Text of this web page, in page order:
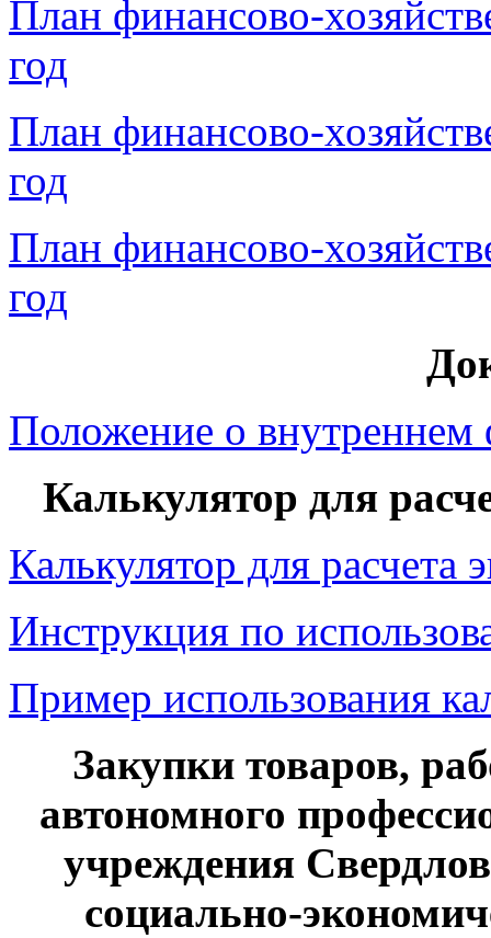
План финансово-
год
План финансово-
год
План финансово-
год
Положение о внутреннем
Калькулятор для
Калькулятор для расчета
Инструкция по
Пример использования
Закупки товаров,
автономного
учреждения
социально-